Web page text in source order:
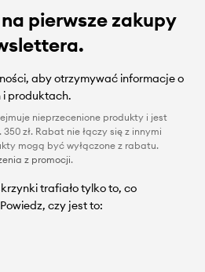
pierwsze zakupy
aby otrzymywać informacje o
produktach.
nieprzecenione produkty i jest
zł. Rabat nie łączy się z innymi
mogą być wyłączone z rabatu.
z promocji.
trafiało tylko to, co
czy jest to: